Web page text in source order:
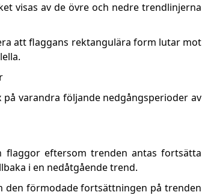
visas av de övre och nedre trendlinjerna
att flaggans rektangulära form lutar mot
varandra följande nedgångsperioder av
flaggor eftersom trenden antas fortsätta
i en nedåtgående trend.
den förmodade fortsättningen på trenden